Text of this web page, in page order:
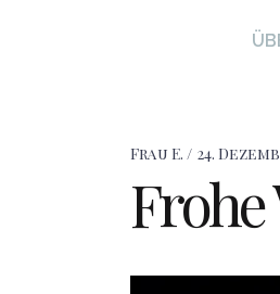
Frau E. 24.
Frohe